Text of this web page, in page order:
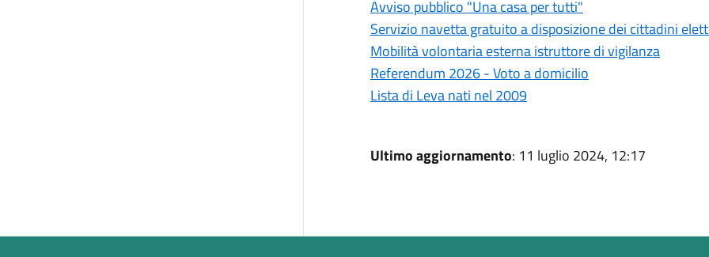
Avviso pubblico "Una casa per tutti"
Servizio navetta gratuito a disposizione dei cittadini
Mobilità volontaria esterna istruttore di vigilanza
Referendum 2026 - Voto a domicilio
Lista di Leva nati nel 2009
Ultimo aggiornamento: 11 luglio 2024, 12:17